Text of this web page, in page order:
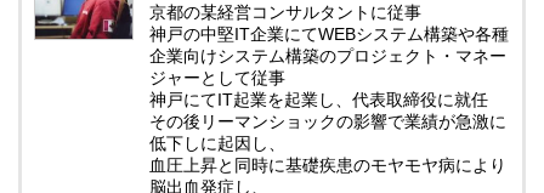
京都の某経営コンサルタントに従事
神戸の中堅IT企業にてWEBシステム構築や各種
企業向けシステム構築のプロジェクト・マネー
ジャーとして従事
神戸にてIT起業を起業し、代表取締役に就任
その後リーマンショックの影響で業績が急激に
低下しに起因し、
血圧上昇と同時に基礎疾患のモヤモヤ病により
脳出血発症し、